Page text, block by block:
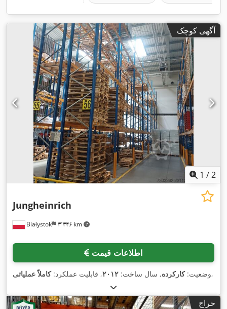
آگهی کوچک
1 /2
Białystok ۳٬۳۴۶ km
Jungheinrich
اطلاعات قیمت
وضعیت:کارکرده, سال ساخت: ۲۰۱۲, قابلیت عملکرد:کاملاً عملیاتی ,
حراج